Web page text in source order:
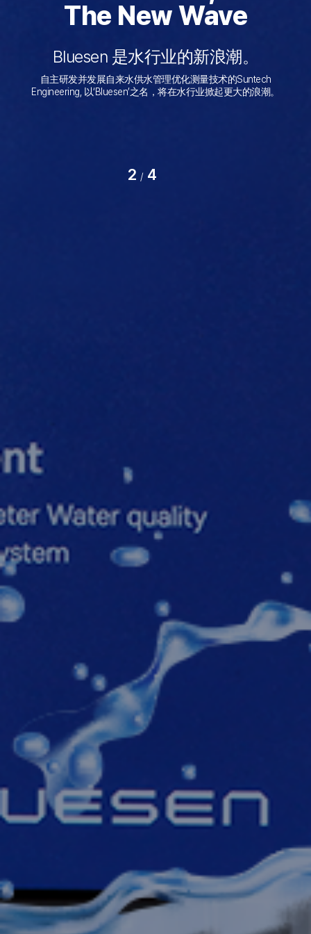
展向全世界的Bluesen
我们为向全球不断提供洁净用水而持续传播智能水管理技术。
The New Wave
Bluesen 是水行业的新浪潮。
自主研发并发展自来水供水管理优化测量技术的Suntech
Engineering, 以‘Bluesen’之名，将在水行业掀起更大的浪潮。
for people and the
environment
我们努力创造以环境和以人为本的技术创造
更好的环境
展向全世界的Bluesen
我们为向全球不断提供洁净用水而持续传播智能水管理技术。
The New Wave
Bluesen 是水行业的新浪潮。
自主研发并发展自来水供水管理优化测量技术的Suntech
Engineering, 以‘Bluesen’之名，将在水行业掀起更大的浪潮。
2 / 4